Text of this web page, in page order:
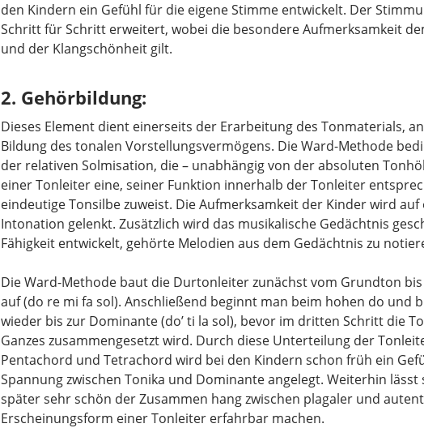
den Kindern ein Gefühl für die eigene Stimme entwickelt. Der
Schritt für Schritt erweitert, wobei die besondere Aufmerksamkeit
und der Klangschönheit gilt.
2. Gehörbildung:
Dieses Element dient einerseits der Erarbeitung des Tonmaterials,
Bildung des tonalen Vorstellungsvermögens. Die Ward-Methode
der relativen Solmisation, die – unabhängig von der absoluten
einer Tonleiter eine, seiner Funktion innerhalb der Tonleiter
eindeutige Tonsilbe zuweist. Die Aufmerksamkeit der Kinder wird auf
Intonation gelenkt. Zusätzlich wird das musikalische Gedächtnis
Fähigkeit entwickelt, gehörte Melodien aus dem Gedächtnis zu
Die Ward-Methode baut die Durtonleiter zunächst vom Grundton
auf (do re mi fa sol). Anschließend beginnt man beim hohen do und
wieder bis zur Dominante (do’ ti la sol), bevor im dritten Schritt die
Ganzes zusammengesetzt wird. Durch diese Unterteilung der
Pentachord und Tetrachord wird bei den Kindern schon früh ein
Spannung zwischen Tonika und Dominante angelegt. Weiterhin lässt
später sehr schön der Zusammen hang zwischen plagaler und
Erscheinungsform einer Tonleiter erfahrbar machen.